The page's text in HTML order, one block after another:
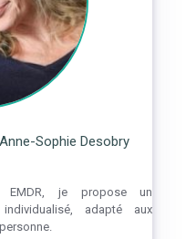
Sophie Desobry
EMDR, je propose un
individualisé, adapté aux